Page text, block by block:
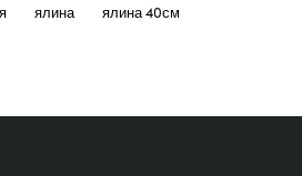
ялина ялина 40см